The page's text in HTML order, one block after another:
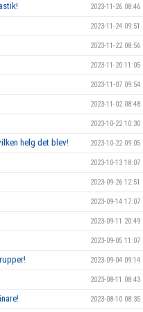
2023-11-26 08:46
2023-11-24 09:51
2023-11-22 08:56
2023-11-20 11:05
2023-11-07 09:54
2023-11-02 08:48
2023-10-22 10:30
helg det blev! 2023-10-22 09:05
2023-10-13 18:07
2023-09-26 12:51
2023-09-14 17:07
2023-09-11 20:49
2023-09-05 11:07
2023-09-04 09:14
2023-08-11 08:43
2023-08-10 08:35